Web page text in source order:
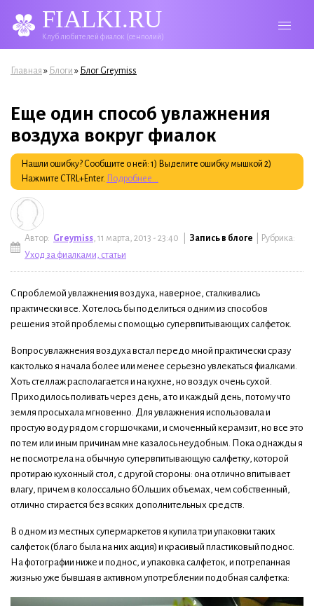
FIALKI.RU
Клуб любителей фиалок (сенполий)
Вы здесь
Главная » Блоги » Блог Greymiss
Еще один способ увлажнения
воздуха вокруг фиалок
Нашли ошибку? Сообщите о ней: 1) Выделите ошибку мышкой 2)
Нажмите CTRL+Enter. Подробнее...
Автор: Greymiss, 11 марта, 2013 - 23:40 | Запись в блоге | Рубрика:
Уход за фиалками, статьи
С проблемой увлажнения воздуха, наверное, сталкивались
практически все. Хотелось бы поделиться одним из способов
решения этой проблемы с помощью супервпитывающих салфеток.
Вопрос увлажнения воздуха встал передо мной практически сразу
как только я начала более или менее серьезно увлекаться фиалками.
Хоть стеллаж располагается и на кухне, но воздух очень сухой.
Приходилось поливать через день, а то и каждый день, потому что
земля просыхала мгновенно. Для увлажнения использовала и
простую воду рядом с горшочками, и смоченный керамзит, но все это
по тем или иным причинам мне казалось неудобным. Пока однажды я
не посмотрела на обычную супервпитывающую салфетку, которой
протираю кухонный стол, с другой стороны: она отлично впитывает
влагу, причем в колоссально бОльших объемах, чем собственный,
отлично стирается без всяких дополнительных средств.
В одном из местных супермаркетов я купила три упаковки таких
салфеток (благо была на них акция) и красивый пластиковый поднос.
На фотографии ниже и поднос, и упаковка салфеток, и потрепанная
жизнью уже бывшая в активном употреблении подобная салфетка: